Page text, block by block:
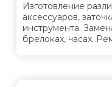
Изготовление
аксессуаров,
инструмента.
брелоках, часах.